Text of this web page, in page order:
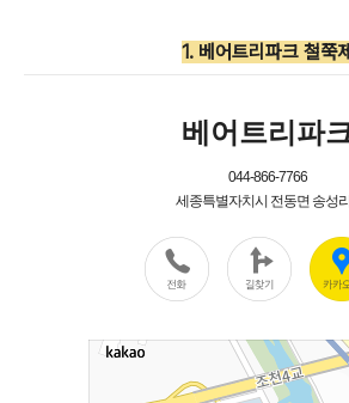
1. 베어트리파크 철쭉제